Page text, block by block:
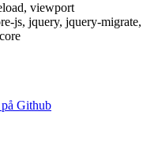
viewport
js, jquery, jquery-migrate,
Github